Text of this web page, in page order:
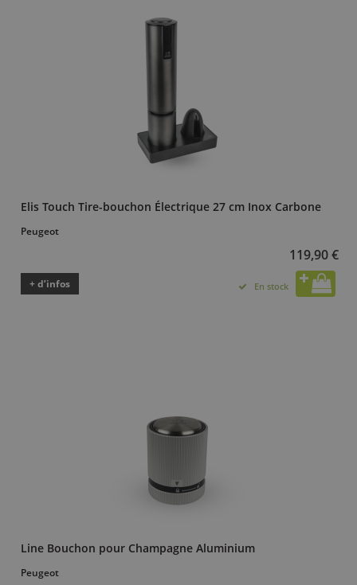
Elis Touch Tire-bouchon Électrique 27 cm Inox Carbone
Peugeot
119,90 €
+ d’infos En stock
Line Bouchon pour Champagne Aluminium
Peugeot